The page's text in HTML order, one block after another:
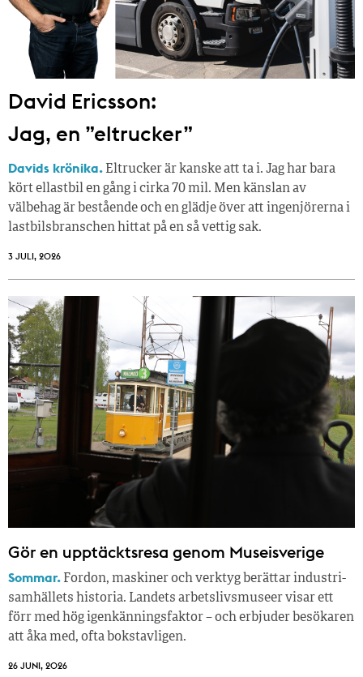
David Ericsson:
Jag, en ”eltrucker”
Davids krönika. Eltrucker är kanske att ta i. Jag har bara
kört ellastbil en gång i cirka 70 mil. Men känslan av
välbehag är bestående och en glädje över att ingenjörerna i
lastbilsbranschen hittat på en så vettig sak.
3 JULI, 2026
Gör en upptäcktsresa genom Museisverige
Sommar. Fordon, maskiner och verktyg berättar industri­
samhällets historia. Landets arbetslivsmuseer visar ett
förr med hög igenkänningsfaktor – och erbjuder besökaren
att åka med, ofta bokstavligen.
26 JUNI, 2026